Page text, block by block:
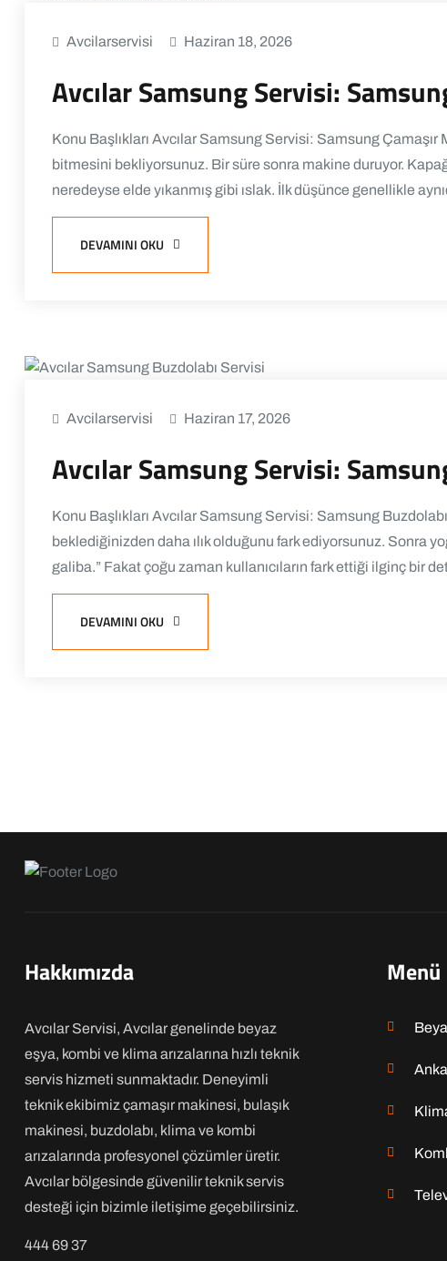
Avcilarservisi Haziran 18, 2026
Avcılar Samsung Servisi:
Konu Başlıkları Avcılar Samsung Servisi: Samsung
bitmesini bekliyorsunuz. Bir süre sonra makine duruyor.
neredeyse elde yıkanmış gibi ıslak. İlk düşünce genellikle
DEVAMINI OKU
Avcilarservisi Haziran 17, 2026
Avcılar Samsung Servisi:
Konu Başlıkları Avcılar Samsung Servisi: Samsung
beklediğinizden daha ılık olduğunu fark ediyorsunuz. Sonra
galiba.” Fakat çoğu zaman kullanıcıların fark ettiği ilginç bir
DEVAMINI OKU
Hakkımızda
Avcılar Servisi, Avcılar genelinde beyaz
eşya, kombi ve klima arızalarına hızlı teknik
servis hizmeti sunmaktadır. Deneyimli
teknik ekibimiz çamaşır makinesi, bulaşık
makinesi, buzdolabı, klima ve kombi
arızalarında profesyonel çözümler üretir.
Avcılar bölgesinde güvenilir teknik servis
desteği için bizimle iletişime geçebilirsiniz.
444 69 37
Menü